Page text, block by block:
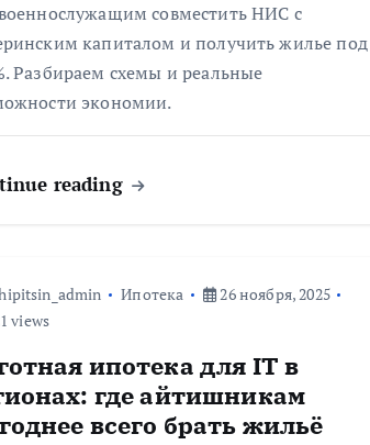
совместить НИС с
капиталом и получить жилье под
Разбираем схемы и реальные
экономии.
reading
Ипотека
26 ноября, 2025
views
ипотека для IT в
где айтишникам
всего брать жильё